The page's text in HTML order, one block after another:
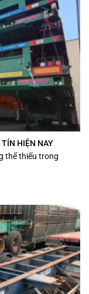
TÍN HIỆN NAY
thể thiếu trong